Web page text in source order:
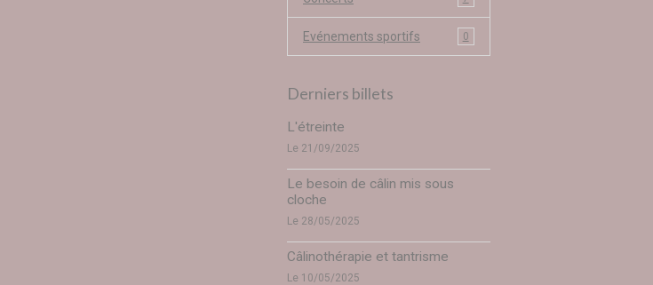
Evénements sportifs 0
Derniers billets
L'étreinte
Le 21/09/2025
Le besoin de câlin mis sous
cloche
Le 28/05/2025
Câlinothérapie et tantrisme
Le 10/05/2025